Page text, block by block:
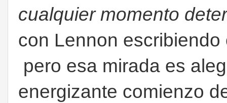
cualquier momento
con Lennon
pero esa mirada es
energizante comienzo